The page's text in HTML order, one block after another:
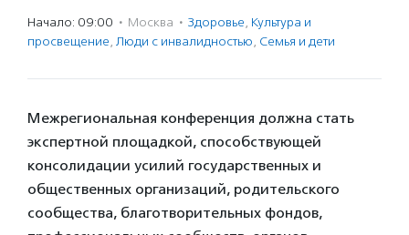
Начало: 09:00 · Москва · Здоровье, Культура и
просвещение, Люди с инвалидностью, Семья и дети
Межрегиональная конференция должна стать
экспертной площадкой, способствующей
консолидации усилий государственных и
общественных организаций, родительского
сообщества, благотворительных фондов,